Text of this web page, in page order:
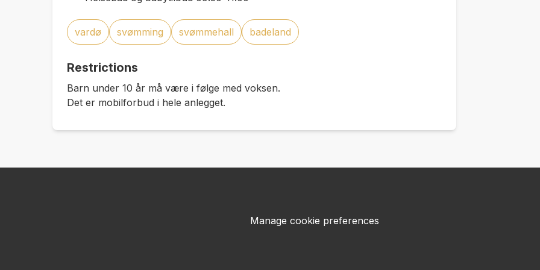
vardø svømming svømmehall badeland
Restrictions
Barn under 10 år må være i følge med voksen.
Det er mobilforbud i hele anlegget.
Manage cookie preferences